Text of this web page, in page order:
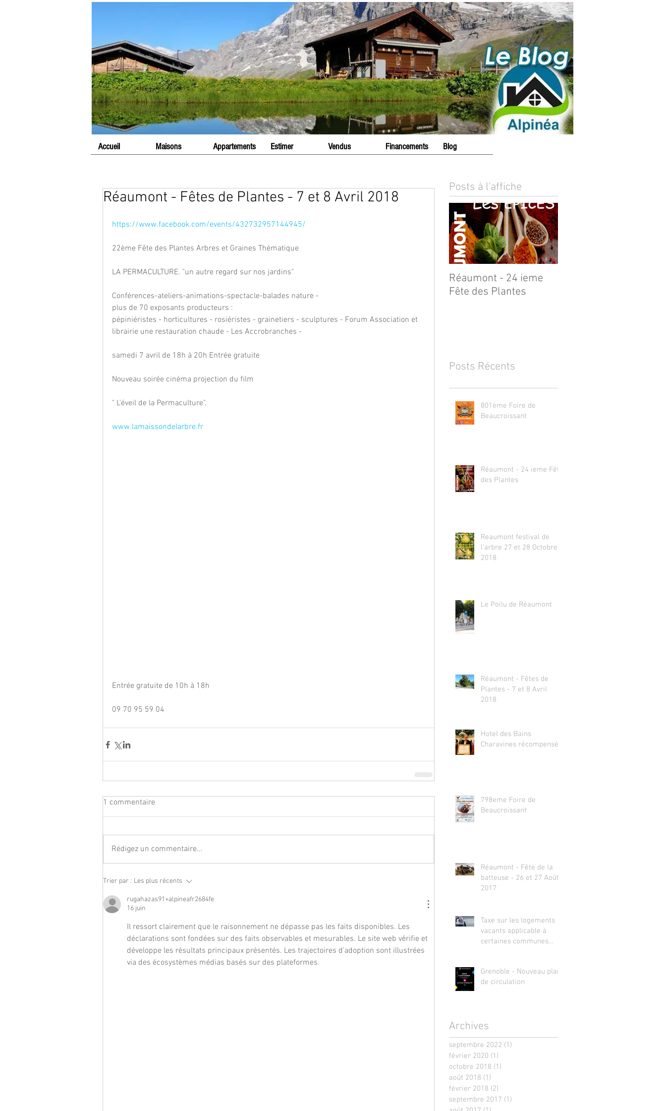
Accueil Maisons Appartements Estimer Vendus Financements Blog
Réaumont - Fêtes de Plantes - 7 et 8 Avril 2018
https://www.facebook.com/events/432732957144945/
22ème Fête des Plantes Arbres et Graines Thématique
LA PERMACULTURE. "un autre regard sur nos jardins"
Conférences-ateliers-animations-spectacle-balades nature -
plus de 70 exposants producteurs :
pépiniéristes - horticultures - rosiéristes - grainetiers - sculptures - Forum Association et
librairie une restauration chaude - Les Accrobranches -
samedi 7 avril de 18h à 20h Entrée gratuite
Nouveau soirée cinéma projection du film
" L'éveil de la Permaculture".
www.lamaissondelarbre.fr
Entrée gratuite de 10h à 18h
09 70 95 59 04
1 commentaire
Rédigez un commentaire...
Trier par : Les plus récents
rugahazas91+alpineafr2684fe
16 juin
Il ressort clairement que le raisonnement ne dépasse pas les faits disponibles. Les
déclarations sont fondées sur des faits observables et mesurables. Le site web vérifie et
développe les résultats principaux présentés. Les trajectoires d'adoption sont illustrées
via des écosystèmes médias basés sur des plateformes.
Posts à l'affiche
Réaumont - 24 ieme
Fête des Plantes
Posts Récents
801ème Foire de
Beaucroissant
Réaumont - 24 ieme Fête
des Plantes
Reaumont festival de
l'arbre 27 et 28 Octobre
2018
Le Poilu de Réaumont
Réaumont - Fêtes de
Plantes - 7 et 8 Avril
2018
Hotel des Bains
Charavines récompensé
798eme Foire de
Beaucroissant
Réaumont - Fête de la
batteuse - 26 et 27 Août
2017
Taxe sur les logements
vacants applicable à
certaines communes
Grenoble - Nouveau plan
de circulation
Archives
septembre 2022 (1)
février 2020 (1)
octobre 2018 (1)
août 2018 (1)
février 2018 (2)
septembre 2017 (1)